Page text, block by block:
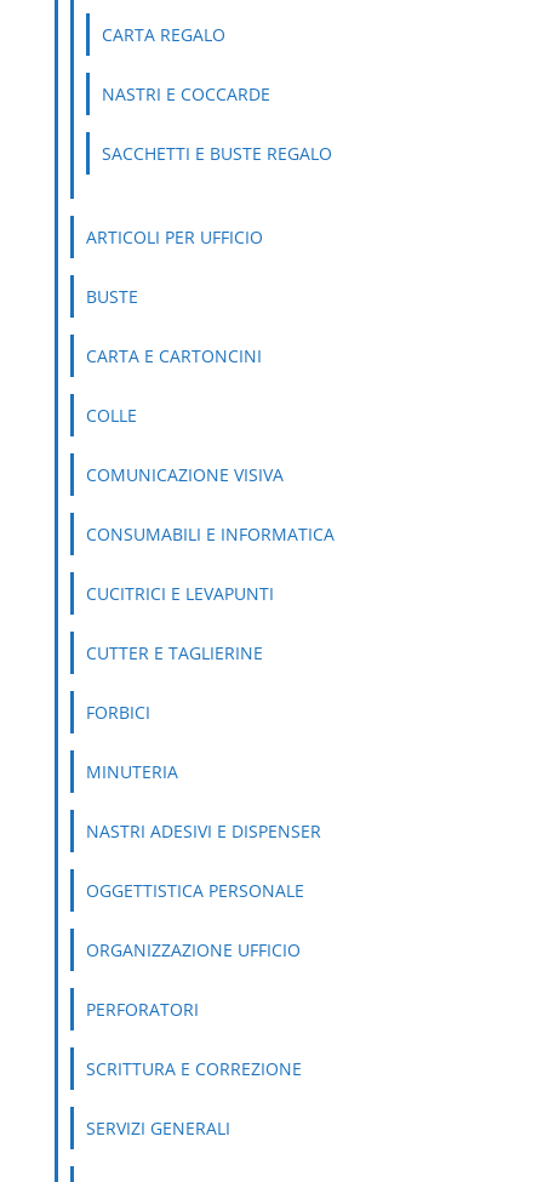
CARTA REGALO
NASTRI E COCCARDE
SACCHETTI E BUSTE REGALO
ARTICOLI PER UFFICIO
BUSTE
CARTA E CARTONCINI
COLLE
COMUNICAZIONE VISIVA
CONSUMABILI E INFORMATICA
CUCITRICI E LEVAPUNTI
CUTTER E TAGLIERINE
FORBICI
MINUTERIA
NASTRI ADESIVI E DISPENSER
OGGETTISTICA PERSONALE
ORGANIZZAZIONE UFFICIO
PERFORATORI
SCRITTURA E CORREZIONE
SERVIZI GENERALI